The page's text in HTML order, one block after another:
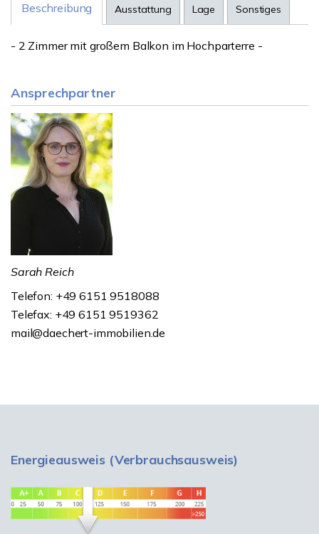
Beschreibung Ausstattung Lage Sonstiges
- 2 Zimmer mit großem Balkon im Hochparterre -
Ansprechpartner
Sarah Reich
Telefon: +49 6151 9518088
Telefax: +49 6151 9519362
mail@daechert-immobilien.de
Energieausweis (Verbrauchsausweis)